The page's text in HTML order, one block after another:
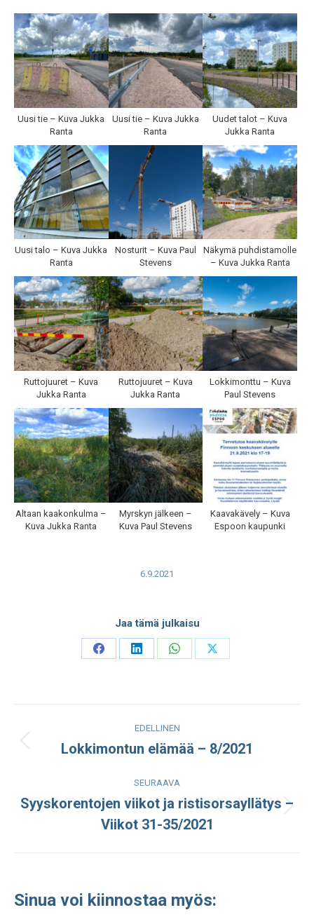
Uusi tie – Kuva Jukka
Ranta
Uusi tie – Kuva Jukka
Ranta
Uudet talot – Kuva
Jukka Ranta
Uusi talo – Kuva Jukka
Ranta
Nosturit – Kuva Paul
Stevens
Näkymä puhdistamolle
– Kuva Jukka Ranta
Ruttojuuret – Kuva
Jukka Ranta
Ruttojuuret – Kuva
Jukka Ranta
Lokkimonttu – Kuva
Paul Stevens
Altaan kaakonkulma –
Kuva Jukka Ranta
Myrskyn jälkeen –
Kuva Paul Stevens
Kaavakävely – Kuva
Espoon kaupunki
6.9.2021
Jaa tämä julkaisu
Share
Share
Share
Share
navigation
EDELLINEN
Edellinen
Lokkimontun elämää – 8/2021
SEURAAVA
Seuraava
julkaisu:
Syyskorentojen viikot ja ristisorsayllätys –
Viikot 31-35/2021
Sinua voi kiinnostaa myös: